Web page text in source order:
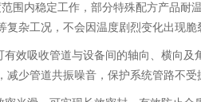
围内稳定工作，部分特殊配方产品耐
杂工况，不会因温度剧烈变化出现脆
效吸收管道与设备间的轴向、横向及
少管道共振噪音，保护系统管路不受